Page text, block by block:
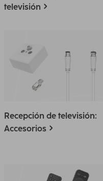
televisión
Recepción de televisión:
Accesorios